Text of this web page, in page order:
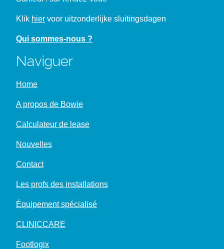
Klik hier voor uitzonderlijke sluitingsdagen
Qui sommes-nous ?
Naviguer
Home
A propos de Bowie
Calculateur de lease
Nouvelles
Contact
Les profs des installations
Équipement spécialisé
CLINICCARE
Footlogix